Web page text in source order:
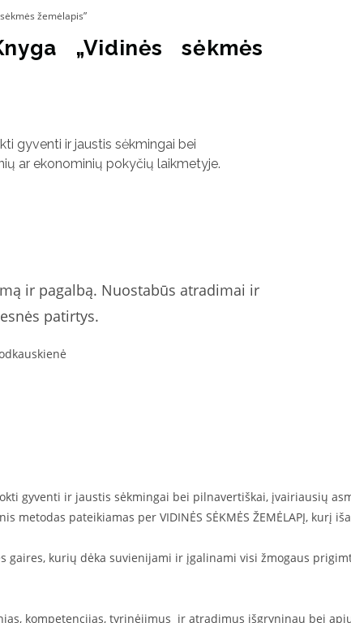
žemėlapis”
„Vidinės sėkmės
gyventi ir jaustis sėkmingai bei
ar ekonominių pokyčių laikmetyje.
ir pagalbą. Nuostabūs atradimai ir
patirtys.
gyventi ir jaustis sėkmingai bei pilnavertiškai, įvairiausių
metodas pateikiamas per VIDINĖS SĖKMĖS ŽEMĖLAPĮ,
gaires, kurių dėka suvienijami ir įgalinami visi žmogaus
kompetencijas, tyrinėjimus ir atradimus išgryninau bei